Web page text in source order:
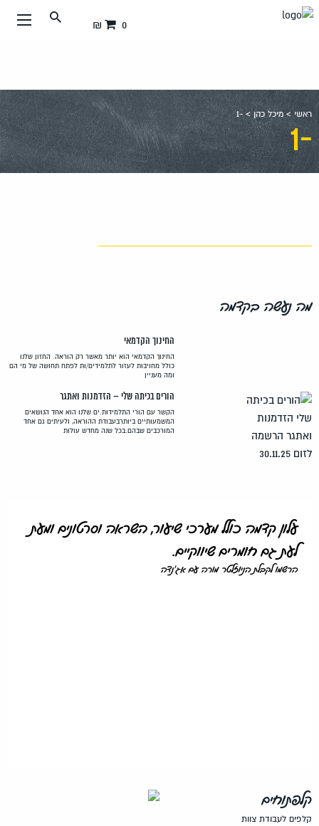
עבור
0 ₪
ראשי >מיכל כהן>
-1
-1
מה נעשה בקדמה
החינוך הקדמאי
החינוך הקדמאי הוא יותר מאשר רק הוראה. החזון שלנו
כולל מחויבות לעזור לתלמידים/ות לפתח תחושה של מי הם
ומה מעניין
הורים בכיתה שלי – הזדמנות ואתגר
הקשר עם הורי התלמידות.ים שלנו הוא אחד הנושאים
המשמעותיים ביותרבעבודת ההוראה, ולעיתים גם אחד
המורכבים שבהם.בכל שנה מחדש עולות
עלון קדמה כולל מערכי שיעור, השראה וסרטונים ומעת
לעת גם חומרים שיווקיים.
הרשמו לקבלת הניוזלטר מורה עם אג'נדה
קלפתוחים
קלפים לעבודת צוות